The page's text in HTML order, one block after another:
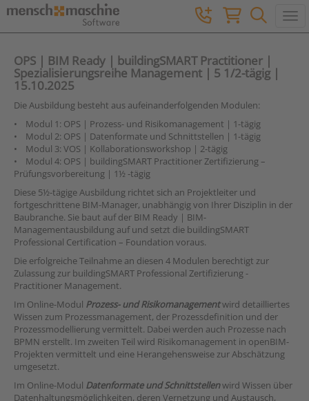
OPS | BIM Ready | buildingSMART Practitioner |
Spezialisierungsreihe Management | 5 1/2-tägig |
15.10.2025
Die Ausbildung besteht aus aufeinanderfolgenden Modulen:
• Modul 1: OPS | Prozess- und Risikomanagement | 1-tägig
• Modul 2: OPS | Datenformate und Schnittstellen | 1-tägig
• Modul 3: VOS | Kollaborationsworkshop | 2-tägig
• Modul 4: OPS | buildingSMART Practitioner Zertifizierung –
Prüfungsvorbereitung | 1½ -tägig
Diese 5½-tägige Ausbildung richtet sich an Projektleiter und
fortgeschrittene BIM-Manager, unabhängig von Ihrer Disziplin in der
Baubranche. Sie baut auf der BIM Ready | BIM-
Managementausbildung auf und setzt die buildingSMART
Professional Certification – Foundation voraus.
Die erfolgreiche Teilnahme an diesen 4 Modulen berechtigt zur
Zulassung zur buildingSMART Professional Zertifizierung -
Practitioner Management.
Im Online-Modul Prozess- und Risikomanagementwird detailliertes
Wissen zum Prozessmanagement, der Prozessdefinition und der
Prozessmodellierung vermittelt. Dabei werden auch Prozesse nach
BPMN erstellt. Im zweiten Teil wird Risikomanagement in openBIM-
Projekten vermittelt und eine Herangehensweise zur Abschätzung
umgesetzt.
Im Online-Modul Datenformate und Schnittstellenwird Wissen über
Datenhaltungsmöglichkeiten, deren Vernetzung und Austausch,